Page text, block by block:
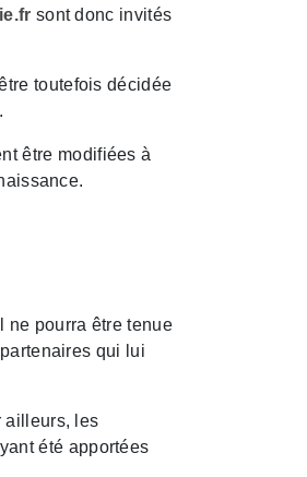
sont donc invités
toutefois décidée
être modifiées à
ne pourra être tenue
qui lui
ailleurs, les
été apportées